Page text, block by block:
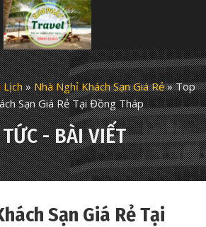
Lịch»Nhà Nghỉ Khách Sạn Giá Rẻ»Top
Sạn Giá Rẻ Tại Đồng Tháp
- BÀI VIẾT
Sạn Giá Rẻ Tại